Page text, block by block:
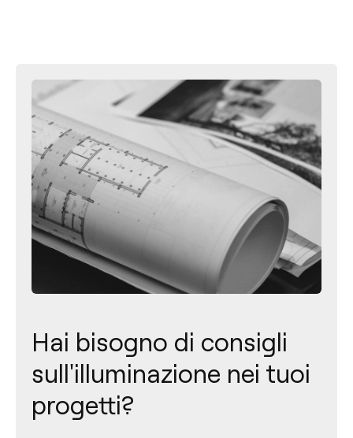
Hai bisogno di consigli
sull'illuminazione nei tuoi
progetti?